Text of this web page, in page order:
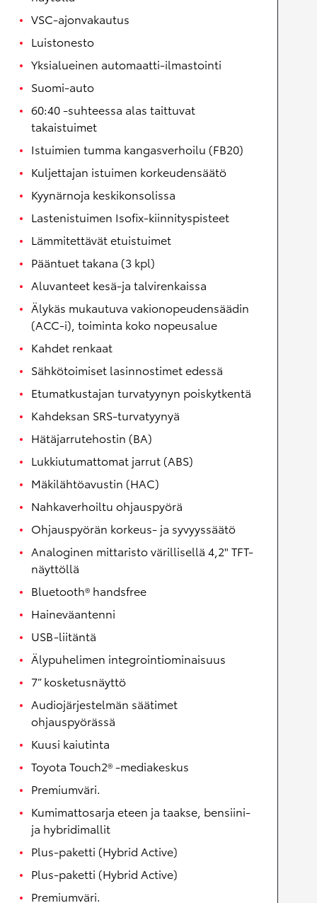
VSC-ajonvakautus
Luistonesto
Yksialueinen automaatti-ilmastointi
Suomi-auto
60:40 -suhteessa alas taittuvat
takaistuimet
Istuimien tumma kangasverhoilu (FB20)
Kuljettajan istuimen korkeudensäätö
Kyynärnoja keskikonsolissa
Lastenistuimen Isofix-kiinnityspisteet
Lämmitettävät etuistuimet
Pääntuet takana (3 kpl)
Aluvanteet kesä-ja talvirenkaissa
Älykäs mukautuva vakionopeudensäädin
(ACC-i), toiminta koko nopeusalue
Kahdet renkaat
Sähkötoimiset lasinnostimet edessä
Etumatkustajan turvatyynyn poiskytkentä
Kahdeksan SRS-turvatyynyä
Hätäjarrutehostin (BA)
Lukkiutumattomat jarrut (ABS)
Mäkilähtöavustin (HAC)
Nahkaverhoiltu ohjauspyörä
Ohjauspyörän korkeus- ja syvyyssäätö
Analoginen mittaristo värillisellä 4,2" TFT-
näyttöllä
Bluetooth® handsfree
Haineväantenni
USB-liitäntä
Älypuhelimen integrointiominaisuus
7” kosketusnäyttö
Audiojärjestelmän säätimet
ohjauspyörässä
Kuusi kaiutinta
Toyota Touch2® -mediakeskus
Premiumväri.
Kumimattosarja eteen ja taakse, bensiini-
ja hybridimallit
Plus-paketti (Hybrid Active)
Plus-paketti (Hybrid Active)
Premiumväri.